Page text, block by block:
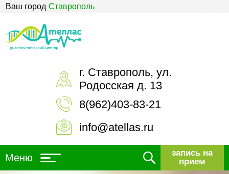
Ваш город Ставрополь
г. Ставрополь, ул.
Родосская д. 13
8(962)403-83-21
info@atellas.ru
Меню
запись на
прием